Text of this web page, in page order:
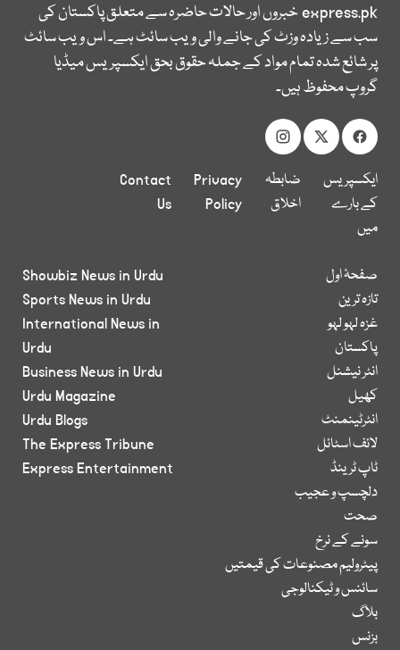
express.pkخبروں اور حالات حاضرہ سے متعلق پاکستان کی
سب سے زیادہ وزٹ کی جانے والی ویب سائٹ ہے۔ اس ویب سائٹ
پر شائع شدہ تمام مواد کے جملہ حقوق بحق ایکسپریس میڈیا
گروپ محفوظ ہیں۔
ایکسپریس
کے بارے
میں
ضابطہ
اخلاق
Privacy
Policy
Contact
Us
صفحۂ اول
تازہ ترین
غزہ لہو لہو
پاکستان
انٹر نیشنل
کھیل
انٹرٹینمنٹ
لائف اسٹائل
ٹاپ ٹرینڈ
دلچسپ و عجیب
صحت
سونے کے نرخ
پیٹرولیم مصنوعات کی قیمتیں
سائنس و ٹیکنالوجی
بلاگ
بزنس
Showbiz News in Urdu
Sports News in Urdu
International News in
Urdu
Business News in Urdu
Urdu Magazine
Urdu Blogs
The Express Tribune
Express Entertainment